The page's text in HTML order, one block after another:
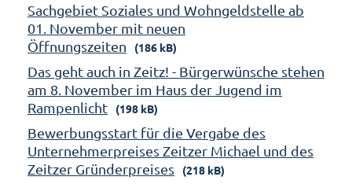
Sachgebiet Soziales und Wohngeldstelle ab
01. November mit neuen
Öffnungszeiten
(186 kB)
Das geht auch in Zeitz! - Bürgerwünsche stehen
am 8. November im Haus der Jugend im
Rampenlicht
(198 kB)
Bewerbungsstart für die Vergabe des
Unternehmerpreises Zeitzer Michael und des
Zeitzer Gründerpreises
(218 kB)